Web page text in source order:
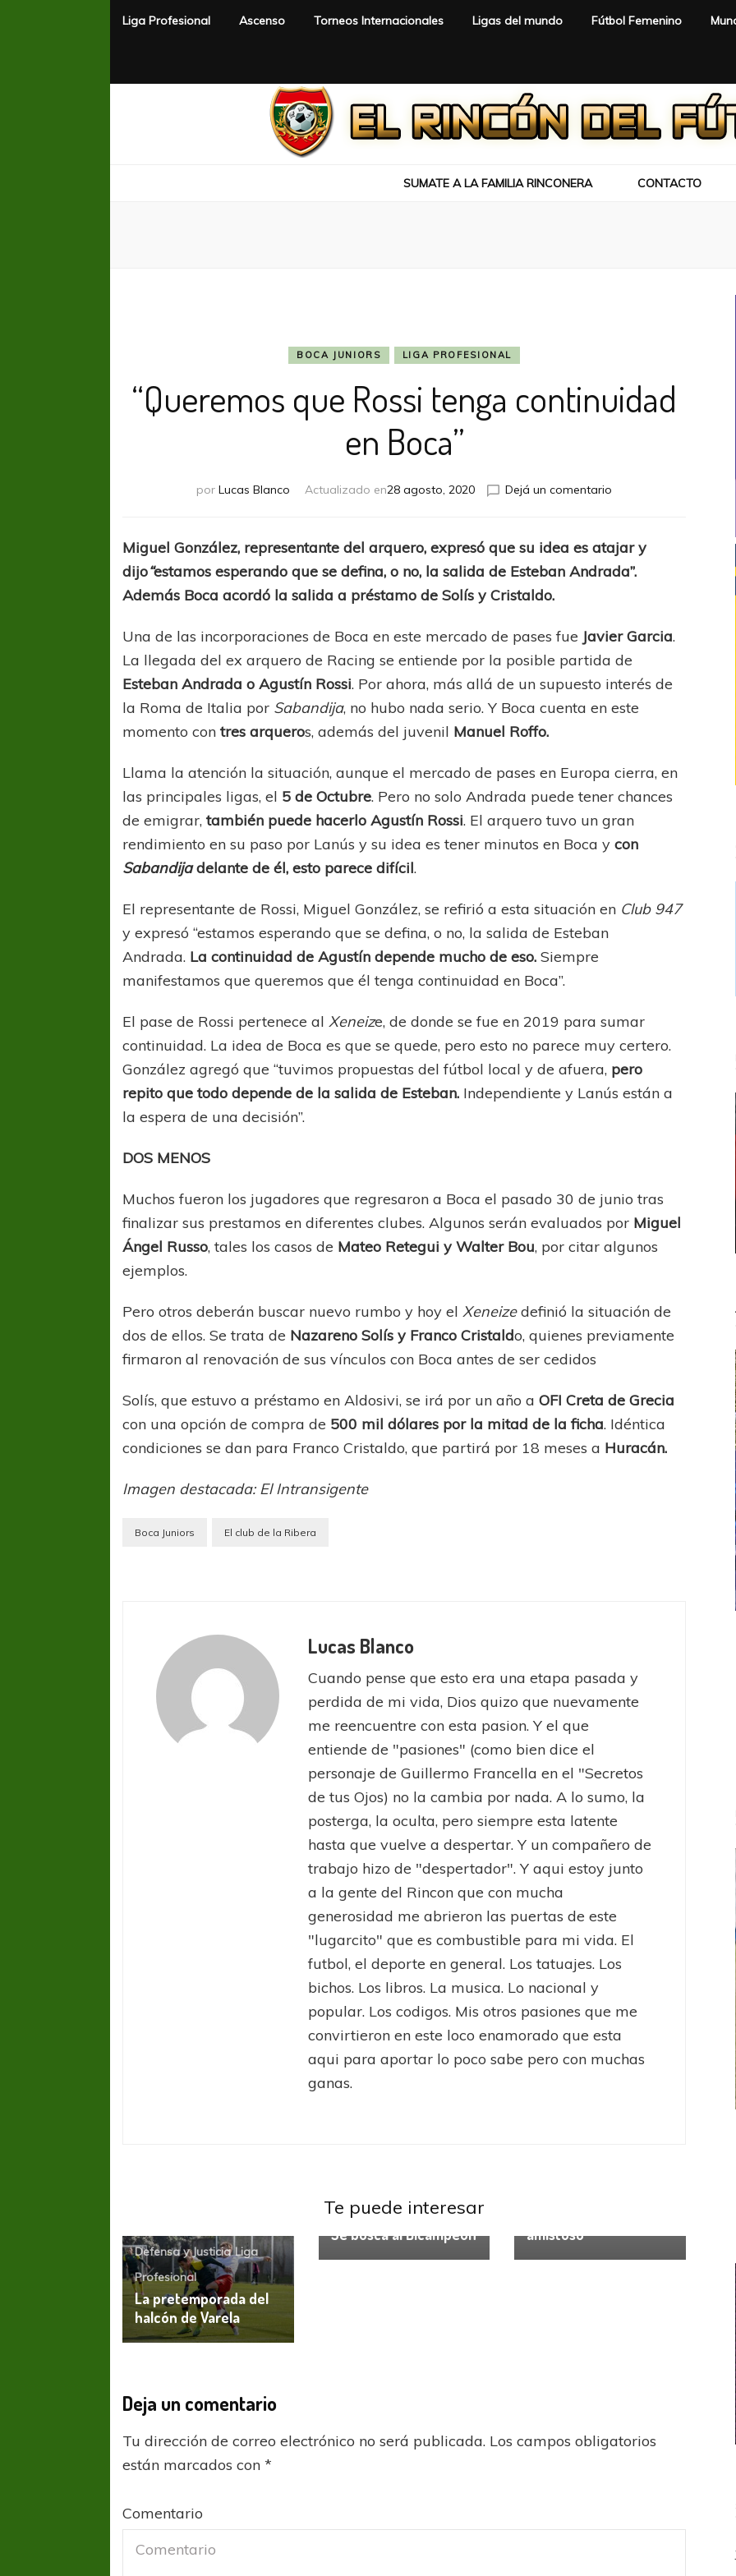
Liga Profesional Ascenso Torneos Internacionales Ligas del mundo Fútbol Femenino
SUMATE A LA FAMILIA RINCONERA CONTACTO
BOCA JUNIORS LIGA PROFESIONAL
“Queremos que Rossi tenga continuidad
en Boca”
por Lucas Blanco Actualizado en28 agosto, 2020 Dejá un comentario
Rossi
tenga
continuidad
Miguel González, representante del arquero, expresó que su idea es atajar y
dijo“estamos esperando que se defina, o no, la salida de Esteban Andrada”.
Además Boca acordó la salida a préstamo de Solís y Cristaldo.
Una de las incorporaciones de Boca en este mercado de pases fue Javier Garcia.
La llegada del ex arquero de Racing se entiende por la posible partida de
Esteban Andrada o Agustín Rossi. Por ahora, más allá de un supuesto interés de
la Roma de Italia por Sabandija, no hubo nada serio. Y Boca cuenta en este
momento con tres arqueros, además del juvenil Manuel Roffo.
Llama la atención la situación, aunque el mercado de pases en Europa cierra, en
las principales ligas, el 5 de Octubre. Pero no solo Andrada puede tener chances
de emigrar,también puede hacerlo Agustín Rossi. El arquero tuvo un gran
rendimiento en su paso por Lanús y su idea es tener minutos en Boca y con
Sabandijadelante de él, esto parece difícil.
El representante de Rossi, Miguel González, se refirió a esta situación en Club 947
y expresó “estamos esperando que se defina, o no, la salida de Esteban
Andrada. La continuidad de Agustín depende mucho de eso.Siempre
manifestamos que queremos que él tenga continuidad en Boca”.
El pase de Rossi pertenece alXeneize, de donde se fue en 2019 para sumar
continuidad. La idea de Boca es que se quede, pero esto no parece muy certero.
González agregó que “tuvimos propuestas del fútbol local y de afuera, pero
repito que todo depende de la salida de Esteban. Independiente y Lanús están a
la espera de una decisión”.
DOS MENOS
Muchos fueron los jugadores que regresaron a Boca el pasado 30 de junio tras
finalizar sus prestamos en diferentes clubes. Algunos serán evaluados por Miguel
Ángel Russo, tales los casos de Mateo Retegui y Walter Bou, por citar algunos
ejemplos.
Pero otros deberán buscar nuevo rumbo y hoy el Xeneizedefinió la situación de
dos de ellos. Se trata de Nazareno Solís y Franco Cristaldo, quienes previamente
firmaron al renovación de sus vínculos con Boca antes de ser cedidos
Solís, que estuvo a préstamo en Aldosivi, se irá por un año aOFI Creta de Grecia
con una opción de compra de 500 mil dólares por la mitad de la ficha. Idéntica
condiciones se dan para Franco Cristaldo, que partirá por 18 meses a Huracán.
Imagen destacada: El Intransigente
Boca Juniors El club de la Ribera
Lucas Blanco
Cuando pense que esto era una etapa pasada y
perdida de mi vida, Dios quizo que nuevamente
me reencuentre con esta pasion. Y el que
entiende de "pasiones" (como bien dice el
personaje de Guillermo Francella en el "Secretos
de tus Ojos) no la cambia por nada. A lo sumo, la
posterga, la oculta, pero siempre esta latente
hasta que vuelve a despertar. Y un compañero de
trabajo hizo de "despertador". Y aqui estoy junto
a la gente del Rincon que con mucha
generosidad me abrieron las puertas de este
"lugarcito" que es combustible para mi vida. El
futbol, el deporte en general. Los tatuajes. Los
bichos. Los libros. La musica. Lo nacional y
popular. Los codigos. Mis otros pasiones que me
convirtieron en este loco enamorado que esta
aqui para aportar lo poco sabe pero con muchas
ganas.
Te puede interesar
Defensa y Justicia Liga
Profesional
La pretemporada del
halcón de Varela
Profesional
Se busca al Bicampeón
amistoso
Deja un comentario
Tu dirección de correo electrónico no será publicada. Los campos obligatorios
están marcados con*
Comentario
TIGRE
A pesar de la derrota Tigre avanzó a
COPA SUDAMERICANA
Sur Defendido